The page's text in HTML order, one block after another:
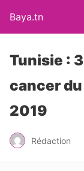
Baya.tn
Tunisie :
cancer
2019
Rédaction